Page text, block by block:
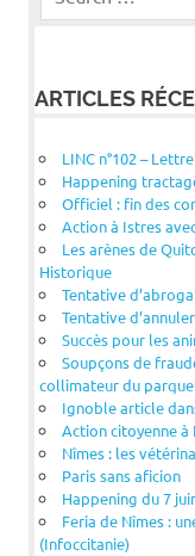
ARTICLES
LINC n°102 –
Happening
Officiel : fin des
Action à Istres
Les arènes de
Historique
Tentative
Tentative
Succès pour les
Soupçons de
collimateur du
Ignoble article
Action citoyenne à
Nîmes : les
Paris sans aficion
Happening du 7
Feria de Nîmes :
(Infoccitanie)